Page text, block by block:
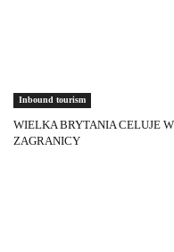
Inbound tourism
WIELKA BRYTANIA CELUJE
ZAGRANICY